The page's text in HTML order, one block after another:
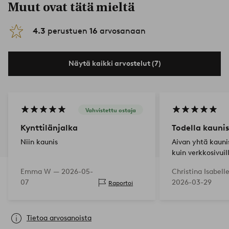
Muut ovat tätä mieltä
4.3 perustuen 16 arvosanaan
Näytä kaikki arvostelut (7)
Vahvistettu ostaja
Kynttilänjalka
Niin kaunis
Emma W — 2026-05-
07
Raportoi
Todella kaunis
Aivan yhtä
kuin
Christina
2026-03-29
Tietoa arvosanoista